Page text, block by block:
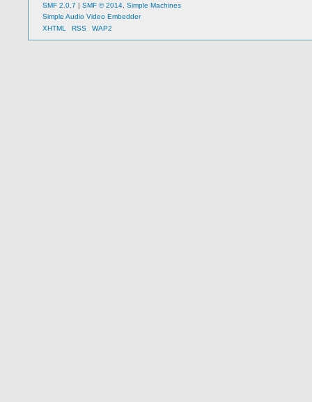
SMF 2.0.7 | SMF © 2014 Simple Machines
Simple Audio Video Embedder
XHTML
RSS WAP2